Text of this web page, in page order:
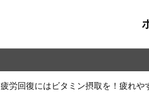
疲労回復にはビタミン摂取を！疲れや